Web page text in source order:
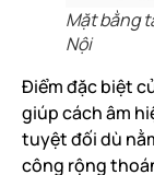
Mặt bằng
Nội
Điểm đặc biệt
giúp cách âm
tuyệt đối dù
công rộng